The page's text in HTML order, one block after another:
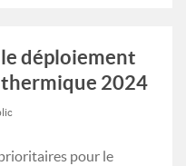
déploiement
2024
pour le